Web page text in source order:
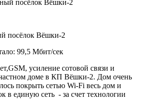
посёлок Вёшки-2
99,5 Мбит/сек
усиление сотовой связи и
доме в КП Вёшки-2. Дом очень
покрыть сетью Wi-Fi весь дом и
в единую сеть - за счет технологии